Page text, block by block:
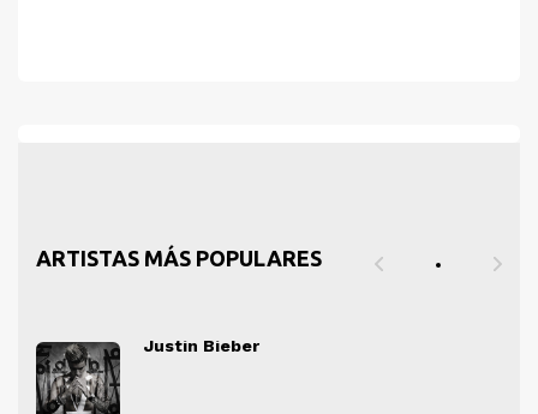
ARTISTAS MÁS POPULARES
Justin Bieber